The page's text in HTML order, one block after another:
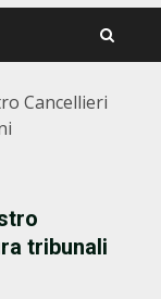
Cancellieri
tribunali